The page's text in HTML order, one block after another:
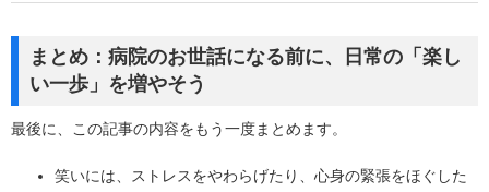
まとめ：病院のお世話になる前に、日常の「楽し
い一歩」を増やそう
最後に、この記事の内容をもう一度まとめます。
笑いには、ストレスをやわらげたり、心身の緊張をほぐした